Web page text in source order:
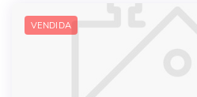
VENDIDA